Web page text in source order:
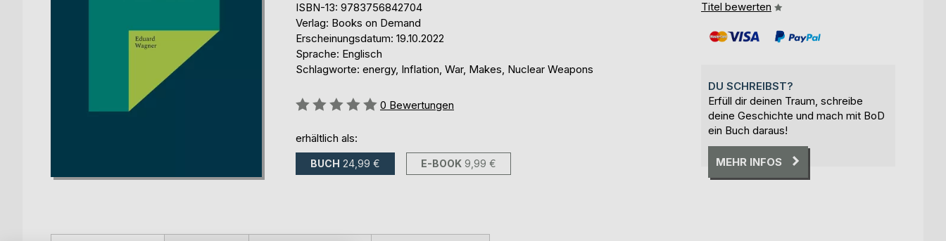
ISBN-13: 9783756842704
Verlag: Books on Demand
Erscheinungsdatum: 19.10.2022
Sprache: Englisch
Schlagworte: energy, Inflation, War, Makes, Nuclear Weapons
Bewertung::
0 Bewertungen
erhältlich als:
BUCH 24,99 € E-BOOK 9,99 €
Titel bewerten
DU SCHREIBST?
Erfüll dir deinen Traum, schreibe
deine Geschichte und mach mit BoD
ein Buch daraus!
MEHR INFOS